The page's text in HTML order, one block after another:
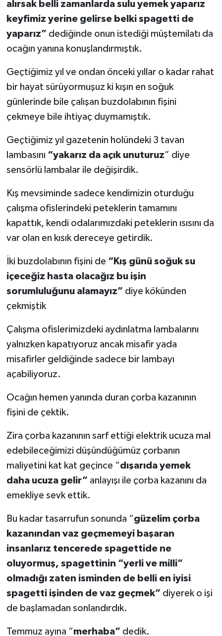
alırsak belli zamanlarda sulu yemek yaparız
keyfimiz yerine gelirse belki spagetti de
yaparız” dediğinde onun istediği müştemilatı da
ocağın yanına konuşlandırmıştık.
Geçtiğimiz yıl ve ondan önceki yıllar o kadar rahat
bir hayat sürüyormuşuz ki kışın en soğuk
günlerinde bile çalışan buzdolabının fişini
çekmeye bile ihtiyaç duymamıştık.
Geçtiğimiz yıl gazetenin holündeki 3 tavan
lambasını “yakarız da açık unuturuz” diye
sensörlü lambalar ile değişirdik.
Kış mevsiminde sadece kendimizin oturduğu
çalışma ofislerindeki peteklerin tamamını
kapattık, kendi odalarımızdaki peteklerin ısısını da
var olan en kısık dereceye getirdik.
İki buzdolabının fişini de “Kış günü soğuk su
içeceğiz hasta olacağız bu işin
sorumluluğunu alamayız” diye kökünden
çekmiştik
Çalışma ofislerimizdeki aydınlatma lambalarını
yalnızken kapatıyoruz ancak misafir yada
misafirler geldiğinde sadece bir lambayı
açabiliyoruz.
Ocağın hemen yanında duran çorba kazanının
fişini de çektik.
Zira çorba kazanının sarf ettiği elektrik ucuza mal
edebileceğimizi düşündüğümüz çorbanın
maliyetini kat kat geçince “dışarıda yemek
daha ucuza gelir” anlayışı ile çorba kazanını da
emekliye sevk ettik.
Bu kadar tasarrufun sonunda “güzelim çorba
kazanından vaz geçmemeyi başaran
insanlarız tencerede spagettide ne
oluyormuş, spagettinin “yerli ve milli”
olmadığı zaten isminden de belli en iyisi
spagetti işinden de vaz geçmek” diyerek o işi
de başlamadan sonlandırdık.
Temmuz ayına “merhaba” dedik.